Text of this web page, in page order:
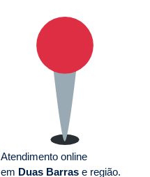
Atendimento online
em Duas Barras e região.